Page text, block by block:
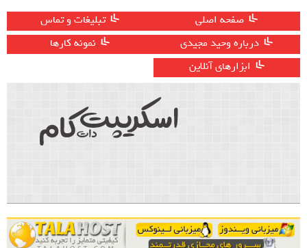
صفحه اصلی
تبلیغات و تماس
درباره وحید مجیدی
نمونه کارها
ابزارهای آنلاین